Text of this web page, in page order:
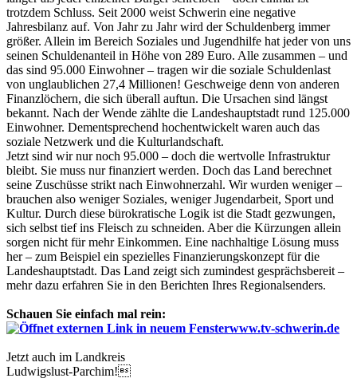
trotzdem Schluss. Seit 2000 weist Schwerin eine negative
Jahresbilanz auf. Von Jahr zu Jahr wird der Schuldenberg immer
größer. Allein im Bereich Soziales und Jugendhilfe hat jeder von uns
seinen Schuldenanteil in Höhe von 289 Euro. Alle zusammen – und
das sind 95.000 Einwohner – tragen wir die soziale Schuldenlast
von unglaublichen 27,4 Millionen! Geschweige denn von anderen
Finanzlöchern, die sich überall auftun. Die Ursachen sind längst
bekannt. Nach der Wende zählte die Landeshauptstadt rund 125.000
Einwohner. Dementsprechend hochentwickelt waren auch das
soziale Netzwerk und die Kulturlandschaft.
Jetzt sind wir nur noch 95.000 – doch die wertvolle Infrastruktur
bleibt. Sie muss nur finanziert werden. Doch das Land berechnet
seine Zuschüsse strikt nach Einwohnerzahl. Wir wurden weniger –
brauchen also weniger Soziales, weniger Jugendarbeit, Sport und
Kultur. Durch diese bürokratische Logik ist die Stadt gezwungen,
sich selbst tief ins Fleisch zu schneiden. Aber die Kürzungen allein
sorgen nicht für mehr Einkommen. Eine nachhaltige Lösung muss
her – zum Beispiel ein spezielles Finanzierungskonzept für die
Landeshauptstadt. Das Land zeigt sich zumindest gesprächsbereit –
mehr dazu erfahren Sie in den Berichten Ihres Regionalsenders.
Schauen Sie einfach mal rein:
www.tv-schwerin.de
Jetzt auch im Landkreis
Ludwigslust-Parchim!